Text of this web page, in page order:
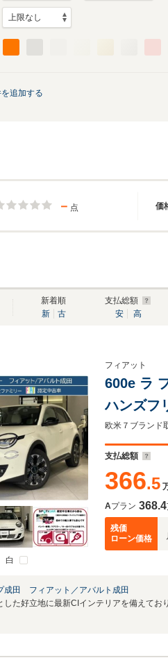
追加する
価
－ 点
新着順
新
古
支払総額
安
高
白
フィアット
600e ラ
ハンズフ
ジングパ
支払総額
366.5
Aプラン 368.4
残価
ローン価格
成田 フィアット／アバルト成田